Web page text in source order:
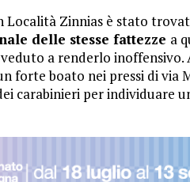
Località Zinnias è stato
delle stesse fattezze a
a renderlo inoffensivo.
forte boato nei pressi di via
carabinieri per individuare